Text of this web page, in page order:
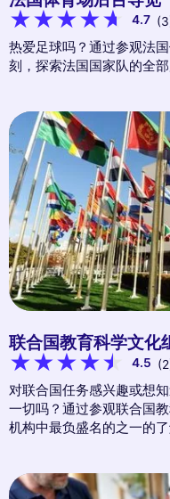
4.7
热爱足球吗？通过参观法
刻，探索法国国家队的全部
联合国教育科学文化
4.5
对联合国任务感兴趣或想
一切吗？通过参观联合国
机构中最负盛名的之一的了